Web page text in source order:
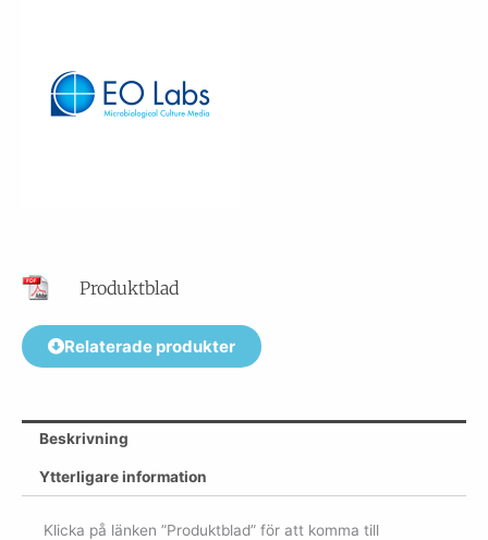
Produktblad
Relaterade produkter
Beskrivning
Ytterligare information
Klicka på länken ”Produktblad” för att komma till